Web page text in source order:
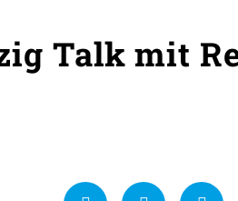
Talk mit